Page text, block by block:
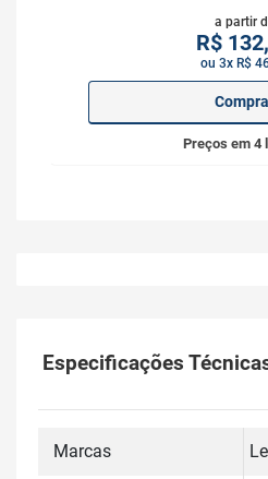
a partir
R$
ou 3x R$
Preços em 4
Especificações
Marcas